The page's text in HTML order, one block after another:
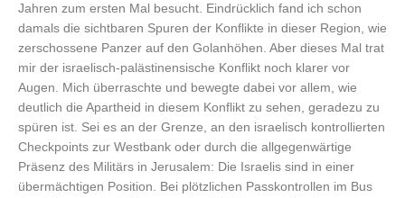
Jahren zum ersten Mal besucht. Eindrücklich fand ich schon
damals die sichtbaren Spuren der Konflikte in dieser Region, wie
zerschossene Panzer auf den Golanhöhen. Aber dieses Mal trat
mir der israelisch-palästinensische Konflikt noch klarer vor
Augen. Mich überraschte und bewegte dabei vor allem, wie
deutlich die Apartheid in diesem Konflikt zu sehen, geradezu zu
spüren ist. Sei es an der Grenze, an den israelisch kontrollierten
Checkpoints zur Westbank oder durch die allgegenwärtige
Präsenz des Militärs in Jerusalem: Die Israelis sind in einer
übermächtigen Position. Bei plötzlichen Passkontrollen im Bus